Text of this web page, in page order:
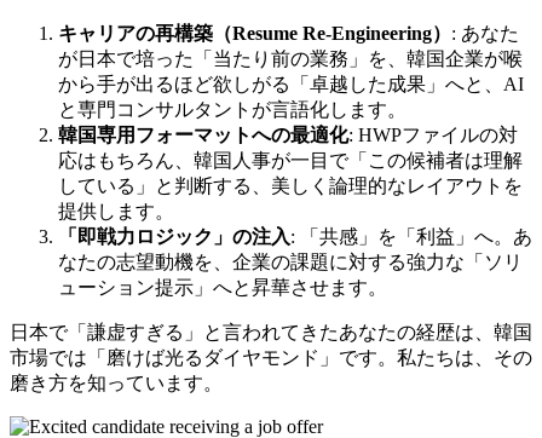
キャリアの再構築（Resume Re-Engineering） : あなた
が日本で培った「当たり前の業務」を、韓国企業が喉
から手が出るほど欲しがる「卓越した成果」へと、AI
と専門コンサルタントが言語化します。
韓国専用フォーマットへの最適化: HWPファイルの対
応はもちろん、韓国人事が一目で「この候補者は理解
している」と判断する、美しく論理的なレイアウトを
提供します。
「即戦力ロジック」の注入: 「共感」を「利益」へ。あ
なたの志望動機を、企業の課題に対する強力な「ソリ
ューション提示」へと昇華させます。
日本で「謙虚すぎる」と言われてきたあなたの経歴は、韓国
市場では「磨けば光るダイヤモンド」です。私たちは、その
磨き方を知っています。